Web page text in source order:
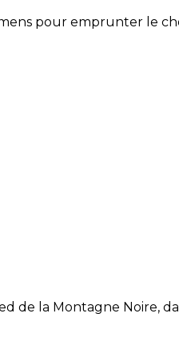
pour emprunter le
de la Montagne Noire,